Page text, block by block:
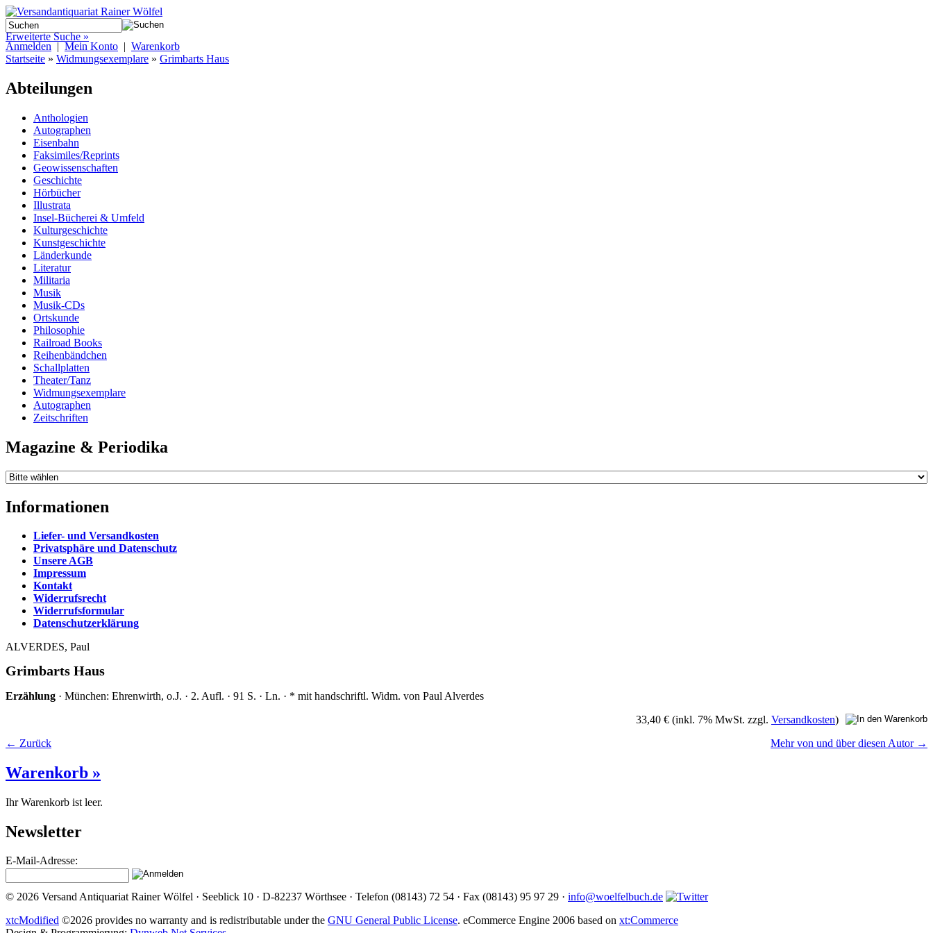
Erweiterte Suche »
Anmelden | Mein Konto | Warenkorb
Startseite » Widmungsexemplare » Grimbarts Haus
Abteilungen
Anthologien
Autographen
Eisenbahn
Faksimiles/Reprints
Geowissenschaften
Geschichte
Hörbücher
Illustrata
Insel-Bücherei & Umfeld
Kulturgeschichte
Kunstgeschichte
Länderkunde
Literatur
Militaria
Musik
Musik-CDs
Ortskunde
Philosophie
Railroad Books
Reihenbändchen
Schallplatten
Theater/Tanz
Widmungsexemplare
Autographen
Zeitschriften
Magazine & Periodika
Informationen
Liefer- und Versandkosten
Privatsphäre und Datenschutz
Unsere AGB
Impressum
Kontakt
Widerrufsrecht
Widerrufsformular
Datenschutzerklärung
ALVERDES, Paul
Grimbarts Haus
Erzählung · München: Ehrenwirth, o.J. · 2. Aufl. · 91 S. · Ln. · * mit handschriftl. Widm. von Paul Alverdes
33,40 € (inkl. 7% MwSt. zzgl. Versandkosten)
Mehr von und über diesen Autor →
← Zurück
Warenkorb »
Ihr Warenkorb ist leer.
Newsletter
E-Mail-Adresse:
© 2026 Versand Antiquariat Rainer Wölfel · Seeblick 10 · D-82237 Wörthsee · Telefon (08143) 72 54 · Fax (08143) 95 97 29 · info@woelfelbuch.de
xtcModified ©2026 provides no warranty and is redistributable under the GNU General Public License. eCommerce Engine 2006 based on xt:Commerce